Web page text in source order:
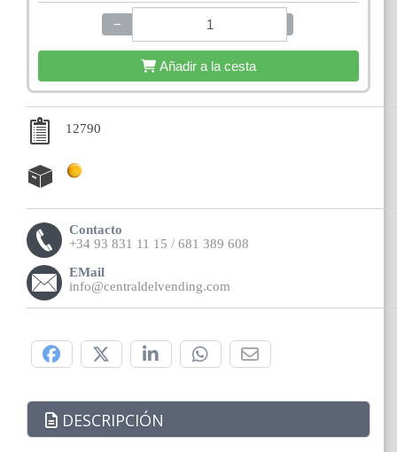
−
Añadir a la cesta
12790
Contacto
+34 93 831 11 15 / 681 389 608
EMail
info@centraldelvending.com
DESCRIPCIÓN